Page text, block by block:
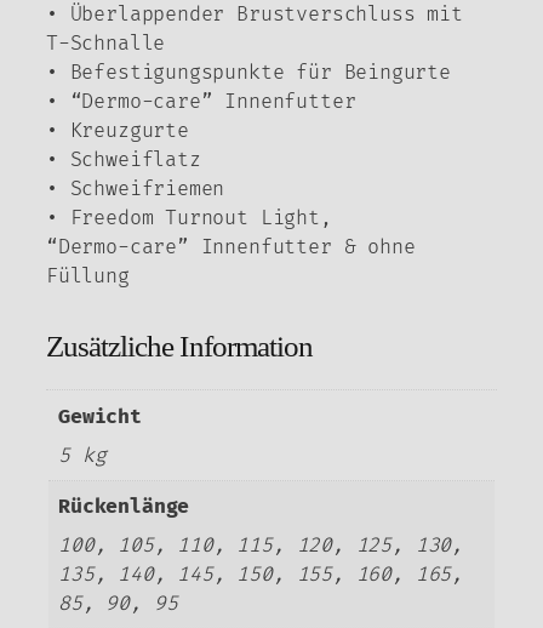
• Überlappender Brustverschluss mit
T-Schnalle
• Befestigungspunkte für Beingurte
• “Dermo-care” Innenfutter
• Kreuzgurte
• Schweiflatz
• Schweifriemen
• Freedom Turnout Light,
“Dermo-care” Innenfutter & ohne
Füllung
Zusätzliche Information
Gewicht
5 kg
Rückenlänge
100, 105, 110, 115, 120, 125, 130,
135, 140, 145, 150, 155, 160, 165,
85, 90, 95